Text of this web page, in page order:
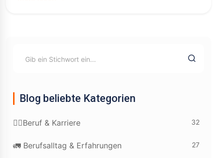
Blog beliebte Kategorien
👷‍♂️Beruf & Karriere 32
🚛 Berufsalltag & Erfahrungen 27